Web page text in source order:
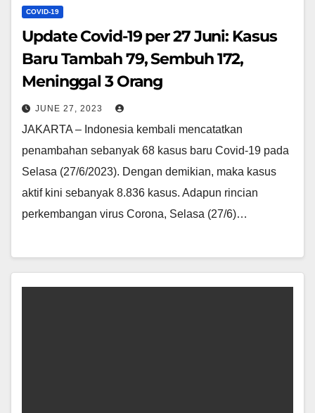
COVID-19
Update Covid-19 per 27 Juni: Kasus
Baru Tambah 79, Sembuh 172,
Meninggal 3 Orang
JUNE 27, 2023
JAKARTA – Indonesia kembali mencatatkan
penambahan sebanyak 68 kasus baru Covid-19 pada
Selasa (27/6/2023). Dengan demikian, maka kasus
aktif kini sebanyak 8.836 kasus. Adapun rincian
perkembangan virus Corona, Selasa (27/6)…